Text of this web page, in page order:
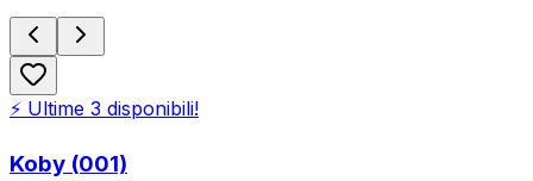
⚡ Ultime 3 disponibili!
Koby (001)